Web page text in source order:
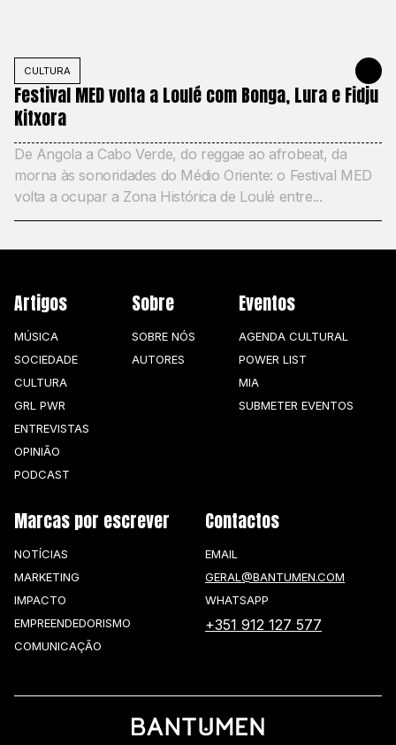
CULTURA 22 DE
Festival MED volta a Loulé com Bonga, Lura e Fidju
Kitxora
De Angola a Cabo Verde, do reggae ao afrobeat, da
morna às sonoridades do Médio Oriente: o Festival MED
volta a ocupar a Zona Histórica de Loulé entre...
Artigos
MÚSICA
SOCIEDADE
CULTURA
GRL PWR
ENTREVISTAS
OPINIÃO
PODCAST
Sobre
SOBRE NÓS
AUTORES
Eventos
AGENDA CULTURAL
POWER LIST
MIA
SUBMETER EVENTOS
Marcas por escrever
NOTÍCIAS
MARKETING
IMPACTO
EMPREENDEDORISMO
COMUNICAÇÃO
Contactos
EMAIL
GERAL@BANTUMEN.COM
WHATSAPP
+351 912 127 577